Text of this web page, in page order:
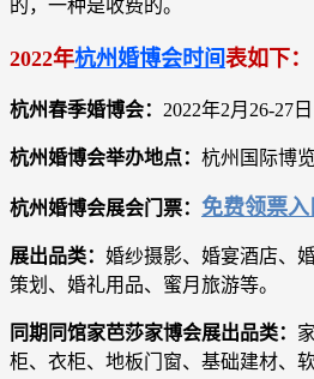
的，一种是收费的。
2022年杭州婚博会时间表如下：
杭州春季婚博会： 2022年2月26-27日
杭州婚博会举办地点： 杭州国际博
杭州婚博会展会门票： 免费领票入
展出品类： 婚纱摄影、婚宴酒店、
策划、婚礼用品、蜜月旅游等。
同期同馆家芭莎家博会展出品类：
柜、衣柜、地板门窗、基础建材、